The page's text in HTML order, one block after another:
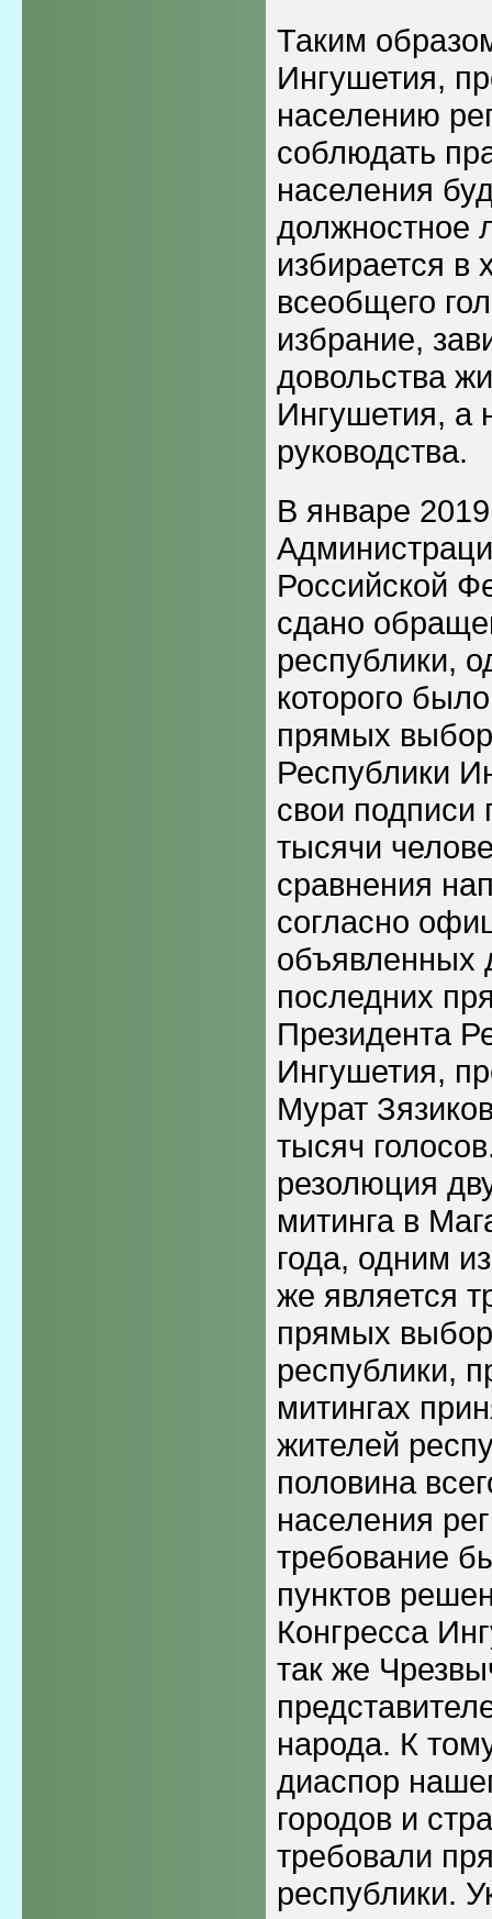
Таким
Ингушетия,
населению
соблюдать
населения
должностное
избирается в
всеобщего
избрание,
довольства
Ингушетия, а
руководства.
В январе
Российской
сдано
республики,
которого
прямых
Республики
свои подписи
тысячи
сравнения
согласно
объявленных
последних
Президента
Ингушетия,
Мурат
тысяч
резолюция
митинга в
года, одним
же является
прямых
республики,
митингах
жителей
половина
населения
требование
пунктов
Конгресса
так же
народа. К
диаспор
городов и
требовали
республики.